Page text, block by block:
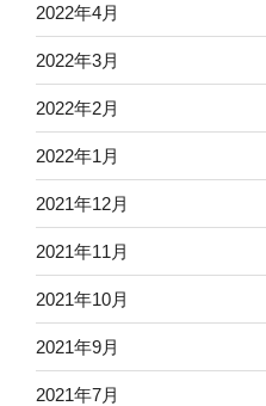
2022年4月
2022年3月
2022年2月
2022年1月
2021年12月
2021年11月
2021年10月
2021年9月
2021年7月